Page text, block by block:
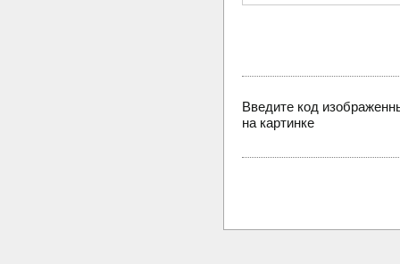
Введите код
на картинке